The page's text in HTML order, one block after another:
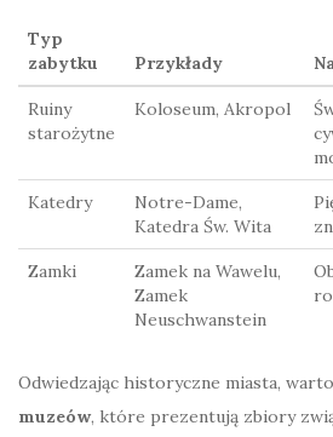
Typ
zabytku
Przykłady
Ruiny
starożytne
Koloseum, Akropol
Katedry
Notre-Dame,
Katedra Św. Wita
Zamki
Zamek na Wawelu,
Zamek
Neuschwanstein
Odwiedzając historyczne miasta,
muzeów, które prezentują zbiory